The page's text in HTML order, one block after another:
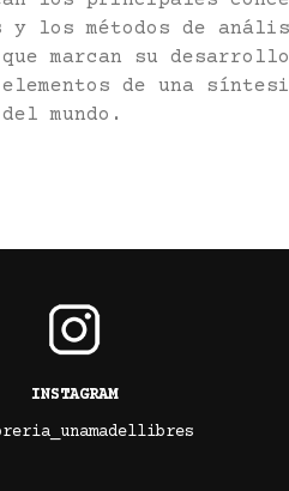
los métodos de
marcan su
de una
mundo.
INSTAGRAM